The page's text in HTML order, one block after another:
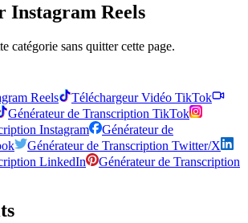
Instagram Reels
catégorie sans quitter cette page.
Reels
Téléchargeur Vidéo TikTok
Générateur de Transcription TikTok
Instagram
Générateur de
Générateur de Transcription Twitter/X
LinkedIn
Générateur de Transcription